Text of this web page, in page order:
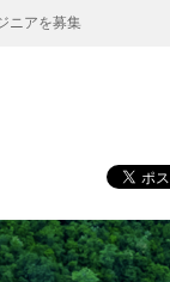
ニアを募集